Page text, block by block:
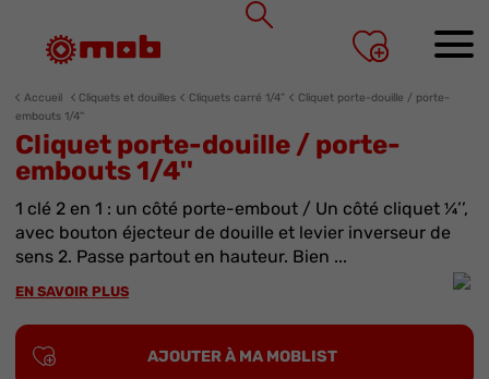
Accueil Cliquets et douilles Cliquets carré 1/4”
Cliquet porte-douille / porte-
embouts 1/4''
Cliquet porte-douille / porte-
embouts 1/4''
1 clé 2 en 1 : un côté porte-embout / Un côté cliquet ¼’’,
avec bouton éjecteur de douille et levier inverseur de
sens 2. Passe partout en hauteur. Bien ...
EN SAVOIR PLUS
AJOUTER À MA MOBLIST